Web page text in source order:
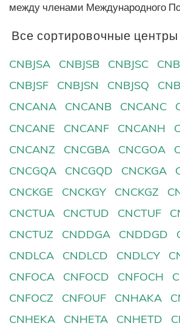
между членами Международного
Все сортировочные центры
CNBJSA CNBJSB CNBJSC
CNBJSF
CNBJSN CNBJSQ
CNCANA
CNCANB CNCANC
CNCANE
CNCANF CNCANH
CNCANZ
CNCGBA CNCGOA
CNCGQA
CNCGQD CNCKGA
CNCKGE
CNCKGY CNCKGZ
CNCTUA
CNCTUD CNCTUF
CNCTUZ
CNDDGA CNDDGD
CNDLCA
CNDLCD CNDLCY
CNFOCA
CNFOCD CNFOCH
CNFOCZ
CNFOUF CNHAKA
CNHEKA
CNHETA CNHETD